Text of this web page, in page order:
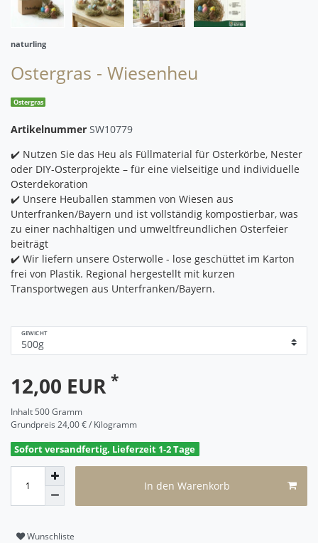
naturling
Ostergras - Wiesenheu
Ostergras
Artikelnummer SW10779
✔️ Nutzen Sie das Heu als Füllmaterial für Osterkörbe, Nester
oder DIY-Osterprojekte – für eine vielseitige und individuelle
Osterdekoration
✔️ Unsere Heuballen stammen von Wiesen aus
Unterfranken/Bayern und ist vollständig kompostierbar, was
zu einer nachhaltigen und umweltfreundlichen Osterfeier
beiträgt
✔️ Wir liefern unsere Osterwolle - lose geschüttet im Karton
frei von Plastik. Regional hergestellt mit kurzen
Transportwegen aus Unterfranken/Bayern.
GEWICHT
12,00 EUR *
Inhalt 500Gramm
Grundpreis 24,00 € / Kilogramm
Sofort versandfertig, Lieferzeit 1-2 Tage
In den Warenkorb
Wunschliste